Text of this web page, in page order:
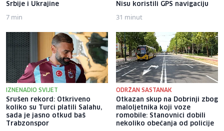
Srbije i Ukrajine
7 min
Nisu koristili GPS navigaciju
31 minut
IZNENADIO SVIJET
Srušen rekord: Otkriveno
koliko su Turci platili Salahu,
sada je jasno otkud baš
Trabzonspor
ODRŽAN SASTANAK
Otkazan skup na Dobrinji zbog
maloljetnika koji voze
romobile: Stanovnici dobili
nekoliko obećanja od policije